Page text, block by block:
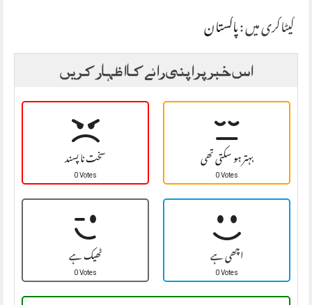
کیٹاگری میں :پاکستان
اس خبر پر اپنی رائے کا اظہار کریں
سخت نا پسند
0 Votes بہتر ہو سکتی تھی
0 Votes
ٹھیک ہے
0 Votes اچھی ہے
0 Votes